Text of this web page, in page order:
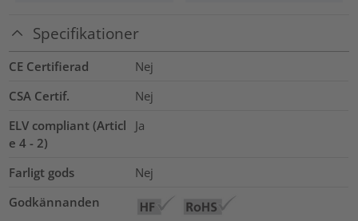
Specifikationer
CE Certifierad
Nej
CSA Certif.
Nej
ELV compliant (Articl
e 4 - 2)
Ja
Farligt gods
Nej
Godkännanden